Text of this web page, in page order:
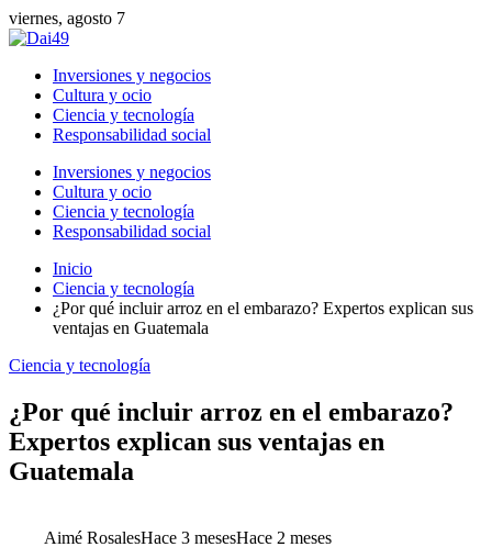
viernes, agosto 7
Inversiones y negocios
Cultura y ocio
Ciencia y tecnología
Responsabilidad social
Inversiones y negocios
Cultura y ocio
Ciencia y tecnología
Responsabilidad social
Inicio
Ciencia y tecnología
¿Por qué incluir arroz en el embarazo? Expertos explican sus
ventajas en Guatemala
Ciencia y tecnología
¿Por qué incluir arroz en el embarazo?
Expertos explican sus ventajas en
Guatemala
Aimé RosalesHace 3 mesesHace 2 meses